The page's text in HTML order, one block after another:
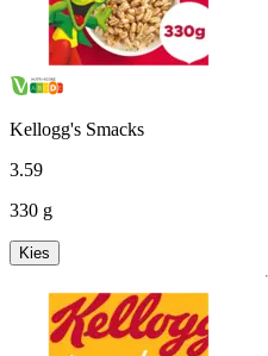
Kellogg's Smacks
3.59
330 g
Kies